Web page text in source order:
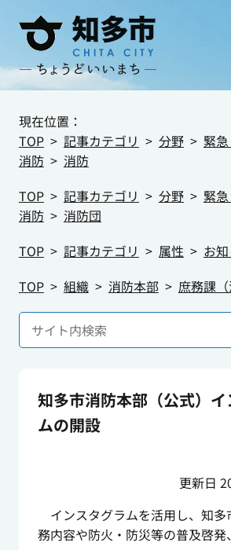
現在位置：
TOP
記事カテゴリ 分野
緊
消防
消防
TOP
記事カテゴリ 分野
緊
消防
消防団
TOP
記事カテゴリ 属性
お
TOP
組織 消防本部 庶務課（
知多市消防本部（公式）イ
ムの開設
更新日
インスタグラムを活用し、知多
務内容や防火・防災等の普及啓発、